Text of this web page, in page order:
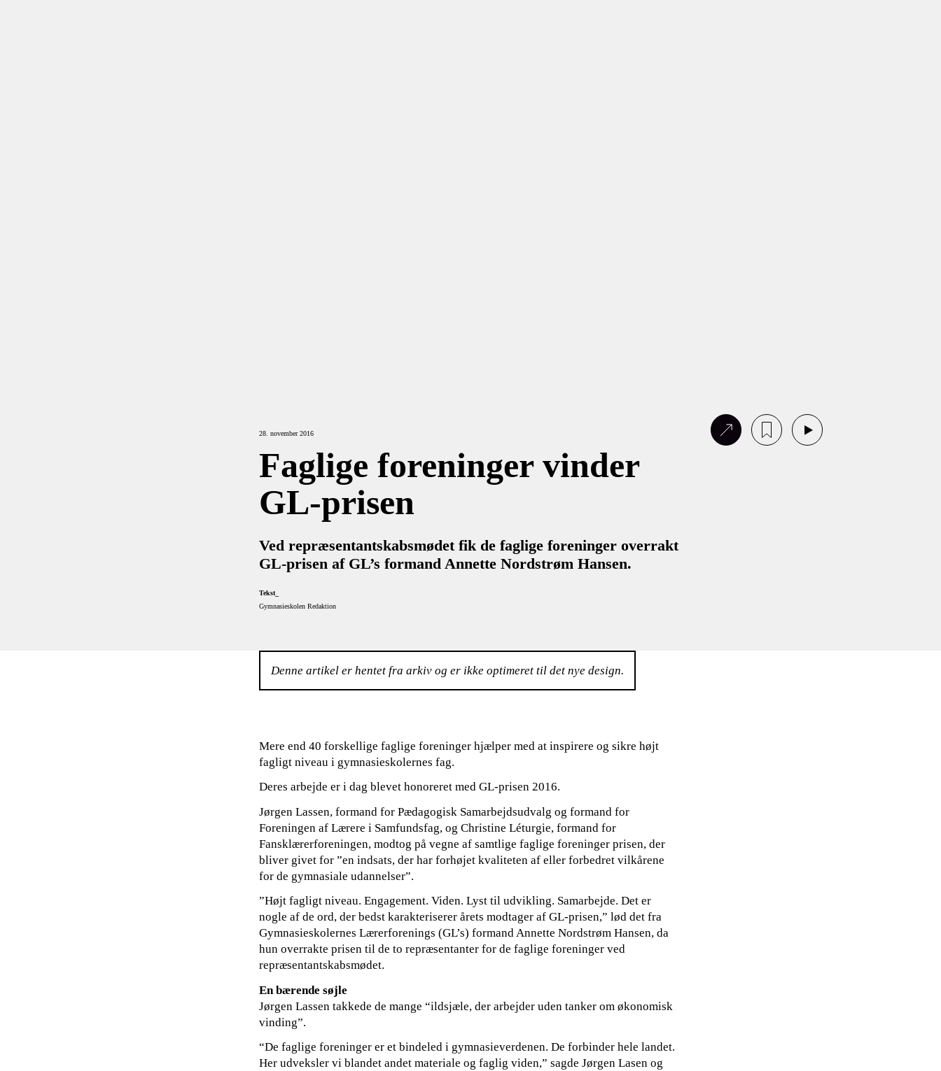
28. november 2016
Faglige foreninger vinder
GL-prisen
Ved repræsentantskabsmødet fik de faglige foreninger overrakt
GL-prisen af GL’s formand Annette Nordstrøm Hansen.
Tekst_
Gymnasieskolen Redaktion
Denne artikel er hentet fra arkiv og er ikke optimeret til det nye design.
Mere end 40 forskellige faglige foreninger hjælper med at inspirere og sikre højt
fagligt niveau i gymnasieskolernes fag.
Deres arbejde er i dag blevet honoreret med GL-prisen 2016.
Jørgen Lassen, formand for Pædagogisk Samarbejdsudvalg og formand for
Foreningen af Lærere i Samfundsfag, og Christine Léturgie, formand for
Fansklærerforeningen, modtog på vegne af samtlige faglige foreninger prisen, der
bliver givet for ”en indsats, der har forhøjet kvaliteten af eller forbedret vilkårene
for de gymnasiale udannelser”.
”Højt fagligt niveau. Engagement. Viden. Lyst til udvikling. Samarbejde. Det er
nogle af de ord, der bedst karakteriserer årets modtager af GL-prisen,” lød det fra
Gymnasieskolernes Lærerforenings (GL’s) formand Annette Nordstrøm Hansen, da
hun overrakte prisen til de to repræsentanter for de faglige foreninger ved
repræsentantskabsmødet.
En bærende søjle
Jørgen Lassen takkede de mange “ildsjæle, der arbejder uden tanker om økonomisk
vinding”.
“De faglige foreninger er et bindeled i gymnasieverdenen. De forbinder hele landet.
Her udveksler vi blandet andet materiale og faglig viden,” sagde Jørgen Lasen og